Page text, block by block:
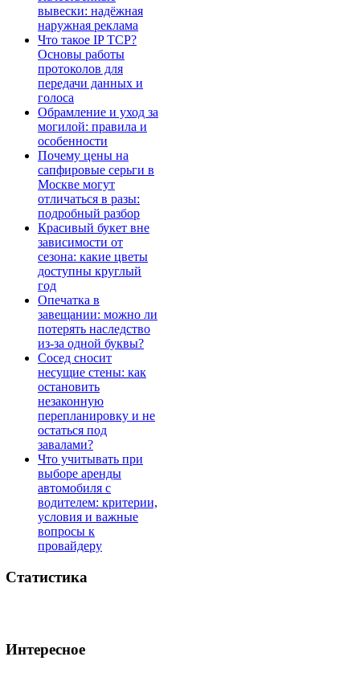
вывески: надёжная
наружная реклама
Что такое IP TCP?
Основы работы
протоколов для
передачи данных и
голоса
Обрамление и уход за
могилой: правила и
особенности
Почему цены на
сапфировые серьги в
Москве могут
отличаться в разы:
подробный разбор
Красивый букет вне
зависимости от
сезона: какие цветы
доступны круглый
год
Опечатка в
завещании: можно ли
потерять наследство
из-за одной буквы?
Сосед сносит
несущие стены: как
остановить
незаконную
перепланировку и не
остаться под
завалами?
Что учитывать при
выборе аренды
автомобиля с
водителем: критерии,
условия и важные
вопросы к
провайдеру
Статистика
Интересное